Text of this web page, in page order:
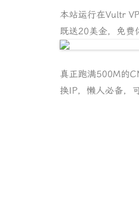
本站运行在Vultr
既送20美金，免费
真正跑满500M的
换IP，懒人必备，